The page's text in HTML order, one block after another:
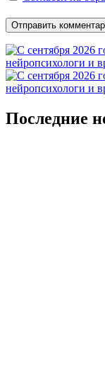
Последние